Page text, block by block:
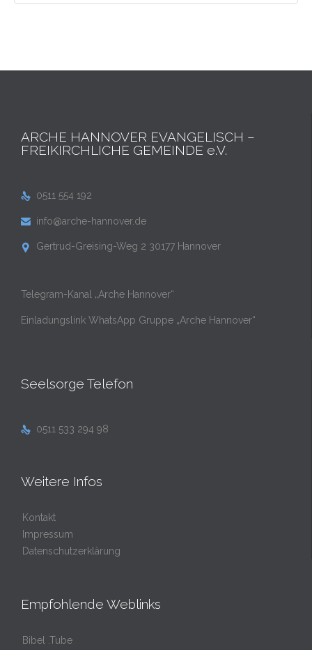
ARCHE HANNOVER EVANGELISCH –
FREIKIRCHLICHE GEMEINDE e.V.
 0511 554 192
 info@arche-hannover.de
 Gertrud-Greising-Weg 2 30177 Hannover
Telegram-Kanal „Arche Hannover“
Einladungslink WhatsApp Gruppe „Arche Hannover“
Seelsorge Telefon
 0511 533 294 98
Weitere Infos
Kontakt
Impressum
Datenschutzerklärung
Empfohlende Weblinks
Bibel .Tube